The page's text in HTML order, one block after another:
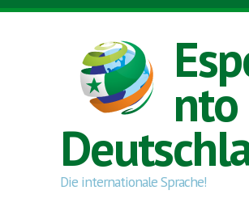
Direkt zum Inhalt
Die internationale Sprache!